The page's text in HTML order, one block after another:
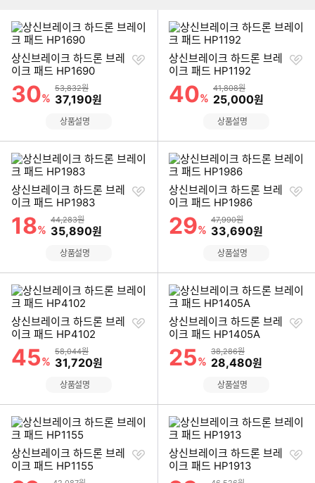
상신브레이크 하드론 브레
이크 패드 HP1690
할인률
30%
상품금액
53,832원
할인금액
37,190원
찜
상품설명
상신브레이크 하드론 브레
이크 패드 HP1192
할인률
40%
상품금액
41,808원
할인금액
25,000원
찜
상품설명
상신브레이크 하드론 브레
이크 패드 HP1983
할인률
18%
상품금액
44,283원
할인금액
35,890원
찜
상품설명
상신브레이크 하드론 브레
이크 패드 HP1986
할인률
29%
상품금액
47,990원
할인금액
33,690원
찜
상품설명
상신브레이크 하드론 브레
이크 패드 HP4102
할인률
45%
상품금액
58,044원
할인금액
31,720원
찜
상품설명
상신브레이크 하드론 브레
이크 패드 HP1405A
할인률
25%
상품금액
38,286원
할인금액
28,480원
찜
상품설명
상신브레이크 하드론 브레
이크 패드 HP1155
찜
상신브레이크 하드론 브레
이크 패드 HP1913
찜